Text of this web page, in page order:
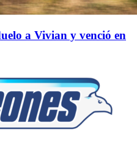
a Vivian y venció en